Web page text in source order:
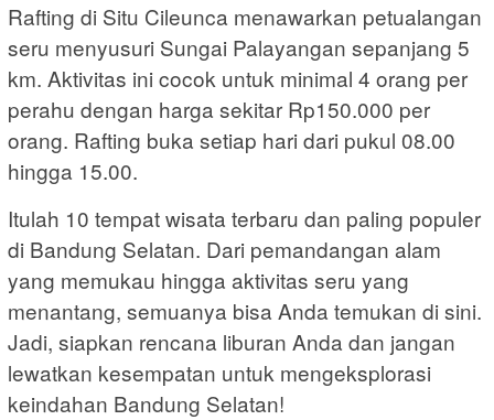
Rafting di Situ Cileunca menawarkan petualangan
seru menyusuri Sungai Palayangan sepanjang 5
km. Aktivitas ini cocok untuk minimal 4 orang per
perahu dengan harga sekitar Rp150.000 per
orang. Rafting buka setiap hari dari pukul 08.00
hingga 15.00.
Itulah 10 tempat wisata terbaru dan paling populer
di Bandung Selatan. Dari pemandangan alam
yang memukau hingga aktivitas seru yang
menantang, semuanya bisa Anda temukan di sini.
Jadi, siapkan rencana liburan Anda dan jangan
lewatkan kesempatan untuk mengeksplorasi
keindahan Bandung Selatan!